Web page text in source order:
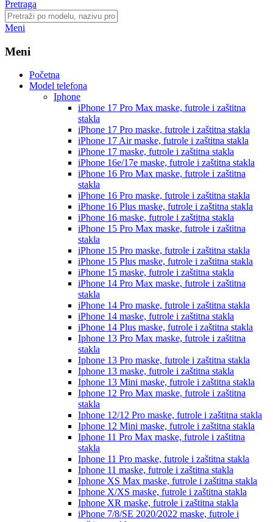
Pretraga
Meni
Meni
Početna
Model telefona
Iphone
iPhone 17 Pro Max maske, futrole i zaštitna
stakla
iPhone 17 Pro maske, futrole i zaštitna stakla
iPhone 17 Airmaske, futrole i zaštitna stakla
iPhone 17 maske, futrole i zaštitna stakla
iPhone 16e/17e maske, futrole i zaštitna stakla
iPhone 16 Pro Max maske, futrole i zaštitna
stakla
iPhone 16 Pro maske, futrole i zaštitna stakla
iPhone 16 Plus maske, futrole i zaštitna stakla
iPhone 16 maske, futrole i zaštitna stakla
iPhone 15 Pro Max maske, futrole i zaštitna
stakla
iPhone 15 Pro maske, futrole i zaštitna stakla
iPhone 15 Plus maske, futrole i zaštitna stakla
iPhone 15 maske, futrole i zaštitna stakla
iPhone 14 Pro Max maske, futrole i zaštitna
stakla
iPhone 14 Pro maske, futrole i zaštitna stakla
iPhone 14 maske, futrole i zaštitna stakla
iPhone 14 Plus maske, futrole i zaštitna stakla
Iphone 13 Pro Max maske, futrole i zaštitna
stakla
Iphone 13 Pro maske, futrole i zaštitna stakla
Iphone 13 maske, futrole i zaštitna stakla
Iphone 13 Mini maske, futrole i zaštitna stakla
Iphone 12 Pro Max maske, futrole i zaštitna
stakla
Iphone 12/12 Pro maske, futrole i zaštitna stakla
Iphone 12 Mini maske, futrole i zaštitna stakla
Iphone 11 Pro Max maske, futrole i zaštitna
stakla
Iphone 11 Pro maske, futrole i zaštitna stakla
Iphone 11 maske, futrole i zaštitna stakla
Iphone XS Max maske, futrole i zaštitna stakla
Iphone X/XS maske, futrole i zaštitna stakla
Iphone XR maske, futrole i zaštitna stakla
iPhone 7/8/SE 2020/2022 maske, futrole i